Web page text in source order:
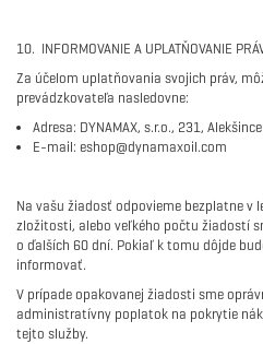
10. INFORMOVANIE A UPLATŇOVANIE
Za účelom uplatňovania svojich práv,
prevádzkovateľa nasledovne:
Adresa: DYNAMAX, s.r.o., 231,
E-mail: eshop@dynamaxoil.com
Na vašu žiadosť odpovieme bezplatne v
zložitosti, alebo veľkého počtu žiadostí
o ďalších 60 dní. Pokiaľ k tomu dôjde
informovať.
V prípade opakovanej žiadosti sme
administratívny poplatok na pokrytie
tejto služby.